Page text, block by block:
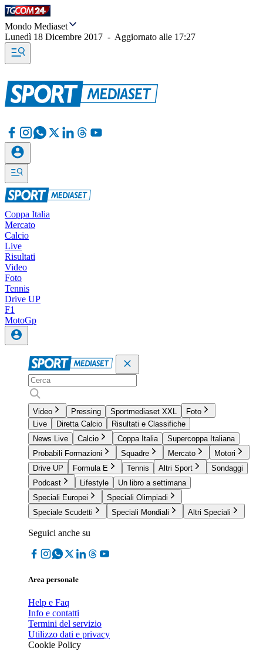
Mondo Mediaset
Lunedì 18 Dicembre 2017 - Aggiornato alle 17:27
Coppa Italia
Mercato
Calcio
Live
Risultati
Video
Foto
Tennis
Drive UP
F1
MotoGp
Video Pressing Sportmediaset XXL
Foto
Live
Diretta Calcio
Risultati e Classifiche
News Live
Calcio Coppa Italia
Supercoppa Italiana
Probabili Formazioni
Squadre Mercato
Motori
Drive UP
Formula E Tennis Altri Sport
Sondaggi
Podcast
Lifestyle
Un libro a settimana
Speciali Europei
Speciali Olimpiadi
Speciale Scudetti
Speciali Mondiali Altri Speciali
Seguici anche su
Area personale
Help e Faq
Info e contatti
Termini del servizio
Utilizzo dati e privacy
Cookie Policy